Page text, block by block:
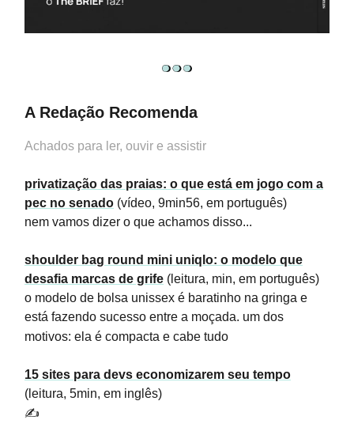
A Redação Recomenda
Achados para ler, ouvir e assistir
privatização das praias: o que está em jogo com a
pec no senado (vídeo, 9min56, em português)
nem vamos dizer o que achamos disso...
shoulder bag round mini uniqlo: o modelo que
desafia marcas de grife (leitura, min, em português)
o modelo de bolsa unissex é baratinho na gringa e
está fazendo sucesso entre a moçada. um dos
motivos: ela é compacta e cabe tudo
15 sites para devs economizarem seu tempo
(leitura, 5min, em inglês)
✍️